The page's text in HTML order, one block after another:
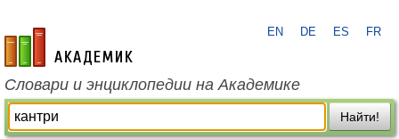
academic.ru
EN DE ES FR
Словари и энциклопедии на Академике
Найти!